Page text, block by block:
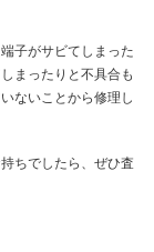
子がサビてしまった
まったりと不具合も
ないことから修理し
ちでしたら、ぜひ査